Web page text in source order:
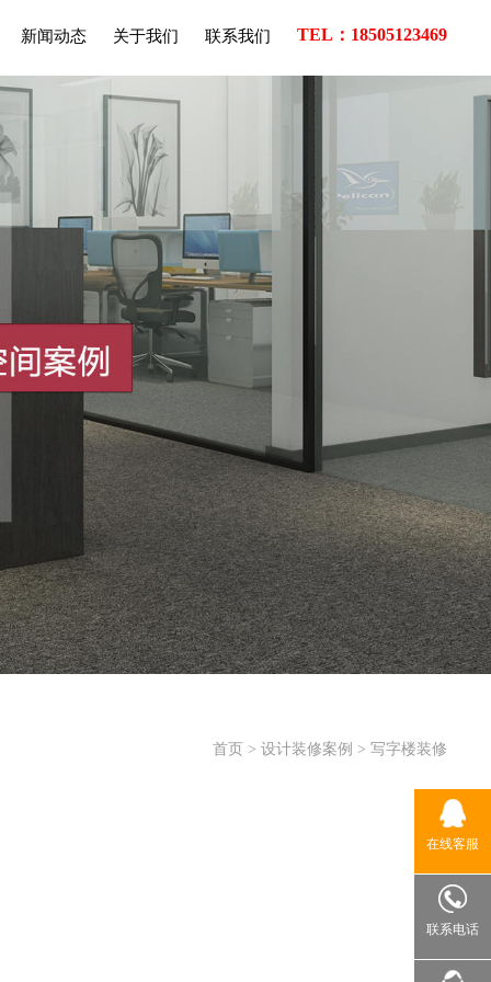
TEL：18505123469
新闻动态 关于我们 联系我们
首页 > 设计装修案例 > 写字楼装修
在线客服
联系电话